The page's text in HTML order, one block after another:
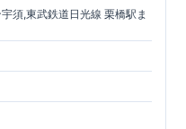
・不要な中間マージンを抑え
す。
お仕事終わりのご案内も
絡ください！
資金計画のご相談、ご質問
さい。
須,東武鉄道日光線 栗橋駅ま